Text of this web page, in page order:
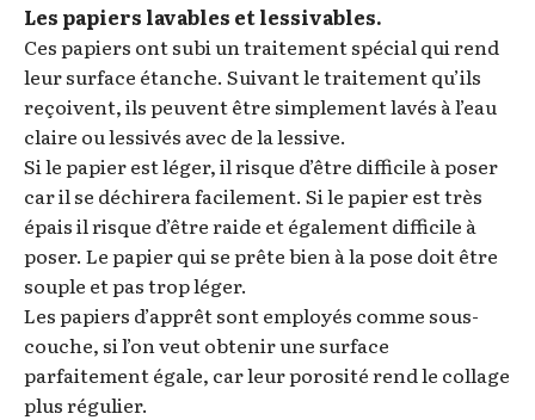
Les papiers lavables et lessivables.
Ces papiers ont subi un traitement spécial qui rend
leur surface étanche. Suivant le traitement qu’ils
reçoivent, ils peuvent être simplement lavés à l’eau
claire ou lessivés avec de la lessive.
Si le papier est léger, il risque d’être difficile à poser
car il se déchirera facilement. Si le papier est très
épais il risque d’être raide et également difficile à
poser. Le papier qui se prête bien à la pose doit être
souple et pas trop léger.
Les papiers d’apprêt sont employés comme sous-
couche, si l’on veut obtenir une surface
parfaitement égale, car leur porosité rend le collage
plus régulier.